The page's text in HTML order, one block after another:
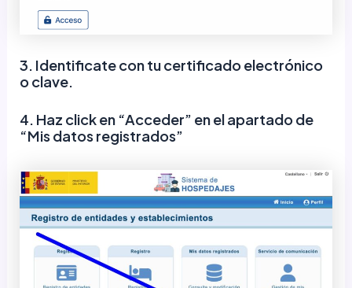
3. Identificate con tu certificado electrónico
o clave.
4. Haz click en “Acceder” en el apartado de
“Mis datos registrados”